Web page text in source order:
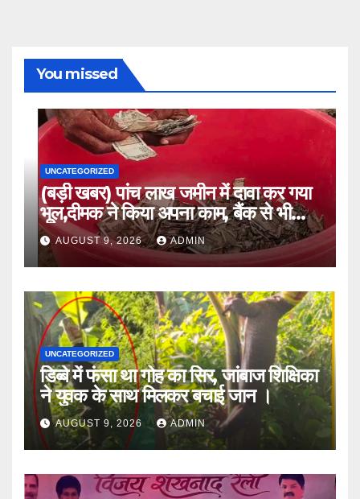
You missed
UNCATEGORIZED
(बड़ी खबर) पांच लाख जमीन में दावा कर गया
भूल,दीमक ने किया अपना काम, बैंक से भी
लौटा हताश ।।
AUGUST 9, 2026 ADMIN
UNCATEGORIZED
डिब्बे में फंसा था गोह का सिर, जांबाज शिक्षिका
ने युवक के साथ मिलकर बचाई जान ।
AUGUST 9, 2026 ADMIN